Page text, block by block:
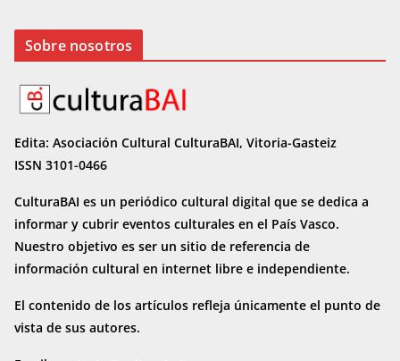
Sobre nosotros
Edita: Asociación Cultural CulturaBAI, Vitoria-Gasteiz
ISSN 3101-0466
CulturaBAI es un periódico cultural digital que se dedica a
informar y cubrir eventos culturales en el País Vasco.
Nuestro objetivo es ser un sitio de referencia de
información cultural en internet libre e independiente.
El contenido de los artículos refleja únicamente el punto de
vista de sus autores.